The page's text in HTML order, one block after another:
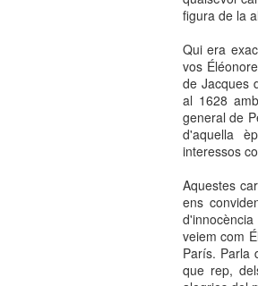
figura de la
Qui era
vos
de Jacques
al 1628
general de
d'aquella
interessos
Aquestes
ens
veiem com
París. Parla
que rep,